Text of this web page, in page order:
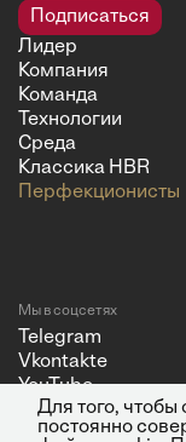
Подписаться
Лидер
Компания
Команда
Технологии
Среда
Классика HBR
Перфекционисты
Мы в соцсетях
Telegram
Vkontakte
YouTube
Для того, чтобы
постоянно